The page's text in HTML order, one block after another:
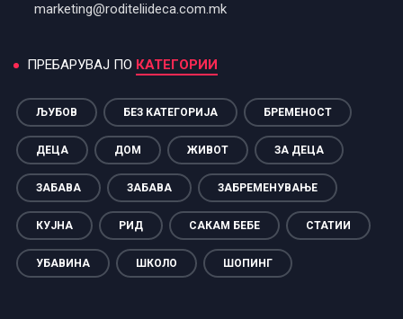
marketing@roditeliideca.com.mk
ПРЕБАРУВАЈ ПО КАТЕГОРИИ
ЉУБОВ БЕЗ КАТЕГОРИЈА БРЕМЕНОСТ
ДЕЦА ДОМ ЖИВОТ ЗА ДЕЦА
ЗАБАВА ЗАБАВА ЗАБРЕМЕНУВАЊЕ
КУЈНА РИД САКАМ БЕБЕ СТАТИИ
УБАВИНА ШКОЛО ШОПИНГ